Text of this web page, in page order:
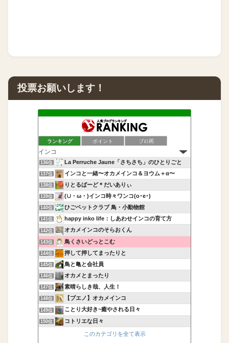
投票お願いします！
ランキング ポイント ブロ画
136位 La Perruche Jaune「さちさち」のひとりごと
137位 インコと一緒〜オカメインコ＆ヨウム＋α〜
138位 りとるばーど＊だいありぃ
139位 (∪・ω・)インコ時々ワンコ(o･e･)
140位 ひごペットクラブ 鳥・小動物館
141位 happy inko life：しあわせインコの育て方
142位 オカメインコのそらおくん
143位 鳥くさいどっとこむ
144位 押して押してまったりと
145位 鳥と亀と会社員
146位 オカメとまったり
147位 素晴らしき哉、人生！
148位 【ブエノ】オカメインコ
149位 ことり大好き~癒やされる日々
150位 コトリエな日々
このカテゴリを全て表示